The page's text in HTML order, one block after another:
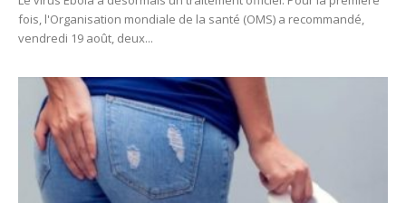
fois, l'Organisation mondiale de la santé (OMS) a recommandé,
vendredi 19 août, deux...